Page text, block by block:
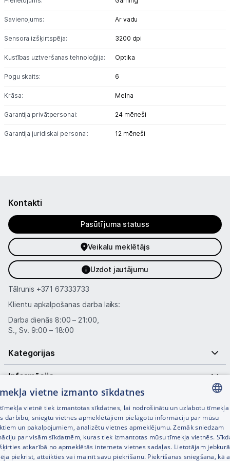
Monitoru stiprinājumi
Spēļu konsoles un piederumi
Tīkla iekārtas
Drukas iekārtas
Sadzīves tehnika
Skaistumkopšana
Sports un atpūta
Ražotāju atjaunota tehnika
Blogs
Tehnikas izvešana
Savienojums: Ar vadu
Sensora izšķirtspēja: 3200 dpi
Kustības uztveršanas tehnoloģija: Optika
Pogu skaits: 6
Krāsa: Melna
Garantija privātpersonai: 24 mēneši
Garantija juridiskai personai: 12 mēneši
Kontakti
Pasūtījuma statuss
Veikalu meklētājs
Uzdot jautājumu
Tālrunis +371 67333733
Klientu apkalpošanas darba laiks:
Darba dienās 8:00 – 21:00,
S., Sv. 9:00 – 18:00
Kategorijas
Informācija
Noderīgas saites
LATVIAN
RUSSIAN
ENGLISH
vietne izmanto sīkdatnes
vietnē tiek izmantotas sīkdatnes, lai nodrošinātu un uzlabotu tīmekļa
darbību, sniegtu vietnes apmeklētājiem pielāgotu informāciju par mūsu
un pakalpojumiem, analizētu vietnes apmeklējumu. Zemāk sniedzam
par visām sīkdatnēm, kuras tiek izmantotas mūsu tīmekļa vietnēs.
atkarībā no apmeklētās interneta vietnes sadaļas. Lietotājam
piekrist, atteikties vai mainīt savu piekrišanu. Piekrišanas sniegšana, kā